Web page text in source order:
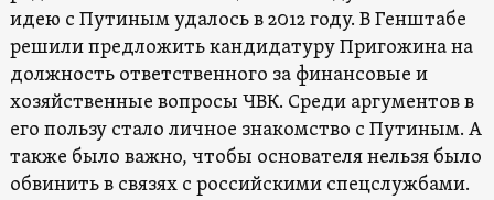
идею с Путиным удалось в 2012 году. В Генштабе
решили предложить кандидатуру Пригожина на
должность ответственного за финансовые и
хозяйственные вопросы ЧВК. Среди аргументов в
его пользу стало личное знакомство с Путиным. А
также было важно, чтобы основателя нельзя было
обвинить в связях с российскими спецслужбами.